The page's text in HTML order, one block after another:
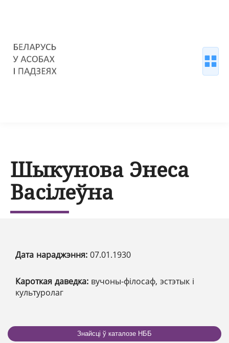
Шыкунова Энеса
Васілеўна
Дата нараджэння: 07.01.1930
Кароткая даведка: вучоны-філосаф, эстэтык і
культуролаг
Знайсці ў каталозе НББ